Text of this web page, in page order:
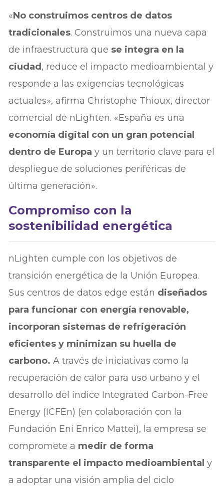
«No construimos centros de datos
tradicionales. Construimos una nueva capa
de infraestructura que se integra en la
ciudad , reduce el impacto medioambiental y
responde a las exigencias tecnológicas
actuales», afirma Christophe Thioux, director
comercial de nLighten. «España es una
economía digital con un gran potencial
dentro de Europa y un territorio clave para el
despliegue de soluciones periféricas de
última generación».
Compromiso con la
sostenibilidad energética
nLighten cumple con los objetivos de
transición energética de la Unión Europea.
Sus centros de datos edge están diseñados
para funcionar con energía renovable,
incorporan sistemas de refrigeración
eficientes y minimizan su huella de
carbono. A través de iniciativas como la
recuperación de calor para uso urbano y el
desarrollo del índice Integrated Carbon-Free
Energy (ICFEn) (en colaboración con la
Fundación Eni Enrico Mattei), la empresa se
compromete a medir de forma
transparente el impacto medioambiental y
a adoptar una visión amplia del ciclo